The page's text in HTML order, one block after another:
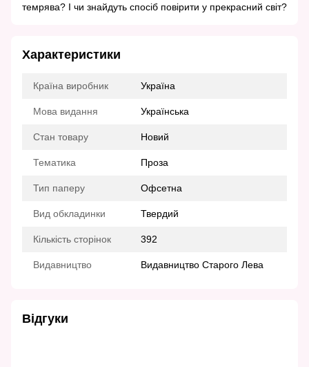
темрява? І чи знайдуть спосіб повірити у прекрасний світ?
Характеристики
Країна виробник Україна
Мова видання Українська
Стан товару Новий
Тематика Проза
Тип паперу Офсетна
Вид обкладинки Твердий
Кількість сторінок 392
Видавництво Видавництво Старого Лева
Відгуки